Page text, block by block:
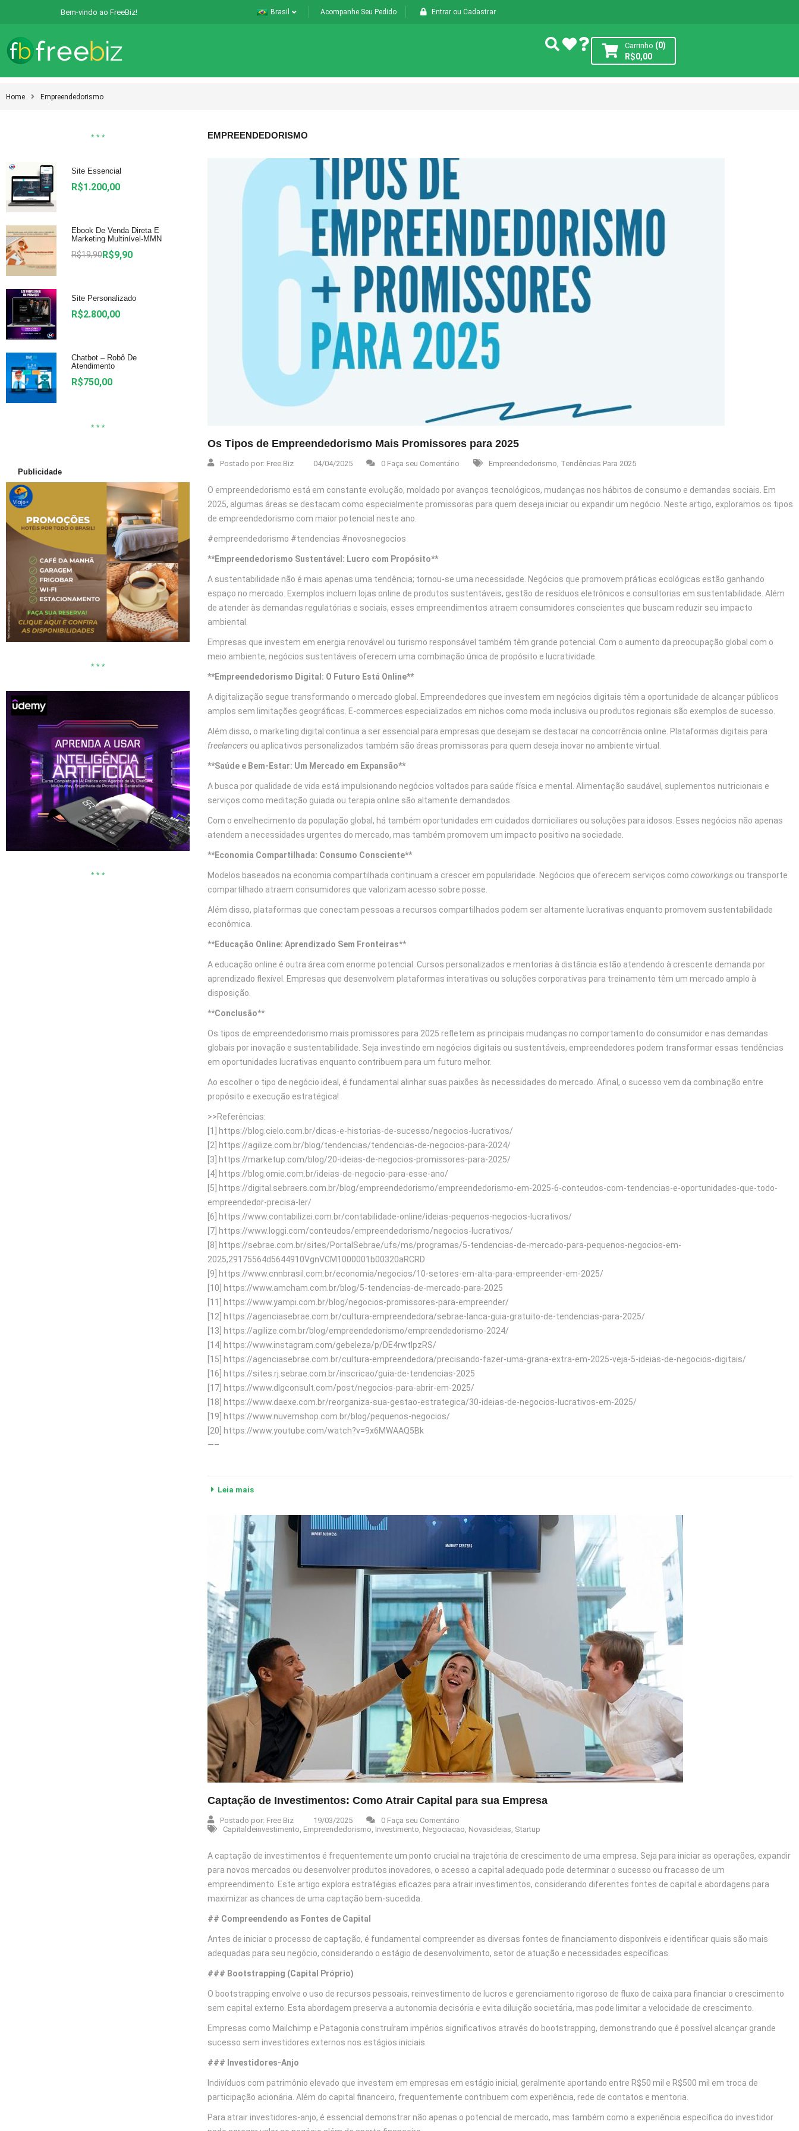
Bem-vindo ao FreeBiz! Brasil Acompanhe Seu Pedido Entrar ou Cadastrar
Carrinho (0)
R$0,00
Home Empreendedorismo
* * *
Site Essencial
R$1.200,00
Ebook De Venda Direta E
Marketing Multinível-MMN
R$19,90R$9,90
Site Personalizado
R$2.800,00
Chatbot – Robô De
Atendimento
R$750,00
* * *
Publicidade
* * *
* * *
EMPREENDEDORISMO
Os Tipos de Empreendedorismo Mais Promissores para 2025
Postado por: Free Biz 04/04/2025 0 Faça seu Comentário Empreendedorismo, Tendências Para 2025
O empreendedorismo está em constante evolução, moldado por avanços tecnológicos, mudanças nos hábitos de consumo e demandas sociais. Em
2025, algumas áreas se destacam como especialmente promissoras para quem deseja iniciar ou expandir um negócio. Neste artigo, exploramos os tipos
de empreendedorismo com maior potencial neste ano.
#empreendedorismo #tendencias #novosnegocios
**Empreendedorismo Sustentável: Lucro com Propósito**
A sustentabilidade não é mais apenas uma tendência; tornou-se uma necessidade. Negócios que promovem práticas ecológicas estão ganhando
espaço no mercado. Exemplos incluem lojas online de produtos sustentáveis, gestão de resíduos eletrônicos e consultorias em sustentabilidade. Além
de atender às demandas regulatórias e sociais, esses empreendimentos atraem consumidores conscientes que buscam reduzir seu impacto
ambiental.
Empresas que investem em energia renovável ou turismo responsável também têm grande potencial. Com o aumento da preocupação global com o
meio ambiente, negócios sustentáveis oferecem uma combinação única de propósito e lucratividade.
**Empreendedorismo Digital: O Futuro Está Online**
A digitalização segue transformando o mercado global. Empreendedores que investem em negócios digitais têm a oportunidade de alcançar públicos
amplos sem limitações geográficas. E-commerces especializados em nichos como moda inclusiva ou produtos regionais são exemplos de sucesso.
Além disso, o marketing digital continua a ser essencial para empresas que desejam se destacar na concorrência online. Plataformas digitais para
freelancersou aplicativos personalizados também são áreas promissoras para quem deseja inovar no ambiente virtual.
**Saúde e Bem-Estar: Um Mercado em Expansão**
A busca por qualidade de vida está impulsionando negócios voltados para saúde física e mental. Alimentação saudável, suplementos nutricionais e
serviços como meditação guiada ou terapia online são altamente demandados.
Com o envelhecimento da população global, há também oportunidades em cuidados domiciliares ou soluções para idosos. Esses negócios não apenas
atendem a necessidades urgentes do mercado, mas também promovem um impacto positivo na sociedade.
**Economia Compartilhada: Consumo Consciente**
Modelos baseados na economia compartilhada continuam a crescer em popularidade. Negócios que oferecem serviços como coworkingsou transporte
compartilhado atraem consumidores que valorizam acesso sobre posse.
Além disso, plataformas que conectam pessoas a recursos compartilhados podem ser altamente lucrativas enquanto promovem sustentabilidade
econômica.
**Educação Online: Aprendizado Sem Fronteiras**
A educação online é outra área com enorme potencial. Cursos personalizados e mentorias à distância estão atendendo à crescente demanda por
aprendizado flexível. Empresas que desenvolvem plataformas interativas ou soluções corporativas para treinamento têm um mercado amplo à
disposição.
**Conclusão**
Os tipos de empreendedorismo mais promissores para 2025 refletem as principais mudanças no comportamento do consumidor e nas demandas
globais por inovação e sustentabilidade. Seja investindo em negócios digitais ou sustentáveis, empreendedores podem transformar essas tendências
em oportunidades lucrativas enquanto contribuem para um futuro melhor.
Ao escolher o tipo de negócio ideal, é fundamental alinhar suas paixões às necessidades do mercado. Afinal, o sucesso vem da combinação entre
propósito e execução estratégica!
>>Referências:
[1] https://blog.cielo.com.br/dicas-e-historias-de-sucesso/negocios-lucrativos/
[2] https://agilize.com.br/blog/tendencias/tendencias-de-negocios-para-2024/
[3] https://marketup.com/blog/20-ideias-de-negocios-promissores-para-2025/
[4] https://blog.omie.com.br/ideias-de-negocio-para-esse-ano/
[5] https://digital.sebraers.com.br/blog/empreendedorismo/empreendedorismo-em-2025-6-conteudos-com-tendencias-e-oportunidades-que-todo-
empreendedor-precisa-ler/
[6] https://www.contabilizei.com.br/contabilidade-online/ideias-pequenos-negocios-lucrativos/
[7] https://www.loggi.com/conteudos/empreendedorismo/negocios-lucrativos/
[8] https://sebrae.com.br/sites/PortalSebrae/ufs/ms/programas/5-tendencias-de-mercado-para-pequenos-negocios-em-
2025,29175564d5644910VgnVCM1000001b00320aRCRD
[9] https://www.cnnbrasil.com.br/economia/negocios/10-setores-em-alta-para-empreender-em-2025/
[10] https://www.amcham.com.br/blog/5-tendencias-de-mercado-para-2025
[11] https://www.yampi.com.br/blog/negocios-promissores-para-empreender/
[12] https://agenciasebrae.com.br/cultura-empreendedora/sebrae-lanca-guia-gratuito-de-tendencias-para-2025/
[13] https://agilize.com.br/blog/empreendedorismo/empreendedorismo-2024/
[14] https://www.instagram.com/gebeleza/p/DE4rwtIpzRS/
[15] https://agenciasebrae.com.br/cultura-empreendedora/precisando-fazer-uma-grana-extra-em-2025-veja-5-ideias-de-negocios-digitais/
[16] https://sites.rj.sebrae.com.br/inscricao/guia-de-tendencias-2025
[17] https://www.dlgconsult.com/post/negocios-para-abrir-em-2025/
[18] https://www.daexe.com.br/reorganiza-sua-gestao-estrategica/30-ideias-de-negocios-lucrativos-em-2025/
[19] https://www.nuvemshop.com.br/blog/pequenos-negocios/
[20] https://www.youtube.com/watch?v=9x6MWAAQ5Bk
—–
Leia mais
Captação de Investimentos: Como Atrair Capital para sua Empresa
Postado por: Free Biz 19/03/2025
0 Faça seu Comentário
Capitaldeinvestimento, Empreendedorismo, Investimento, Negociacao, Novasideias, Startup
A captação de investimentos é frequentemente um ponto crucial na trajetória de crescimento de uma empresa. Seja para iniciar as operações, expandir
para novos mercados ou desenvolver produtos inovadores, o acesso a capital adequado pode determinar o sucesso ou fracasso de um
empreendimento. Este artigo explora estratégias eficazes para atrair investimentos, considerando diferentes fontes de capital e abordagens para
maximizar as chances de uma captação bem-sucedida.
## Compreendendo as Fontes de Capital
Antes de iniciar o processo de captação, é fundamental compreender as diversas fontes de financiamento disponíveis e identificar quais são mais
adequadas para seu negócio, considerando o estágio de desenvolvimento, setor de atuação e necessidades específicas.
### Bootstrapping (Capital Próprio)
O bootstrapping envolve o uso de recursos pessoais, reinvestimento de lucros e gerenciamento rigoroso de fluxo de caixa para financiar o crescimento
sem capital externo. Esta abordagem preserva a autonomia decisória e evita diluição societária, mas pode limitar a velocidade de crescimento.
Empresas como Mailchimp e Patagonia construíram impérios significativos através do bootstrapping, demonstrando que é possível alcançar grande
sucesso sem investidores externos nos estágios iniciais.
### Investidores-Anjo
Indivíduos com patrimônio elevado que investem em empresas em estágio inicial, geralmente aportando entre R$50 mil e R$500 mil em troca de
participação acionária. Além do capital financeiro, frequentemente contribuem com experiência, rede de contatos e mentoria.
Para atrair investidores-anjo, é essencial demonstrar não apenas o potencial de mercado, mas também como a experiência específica do investidor